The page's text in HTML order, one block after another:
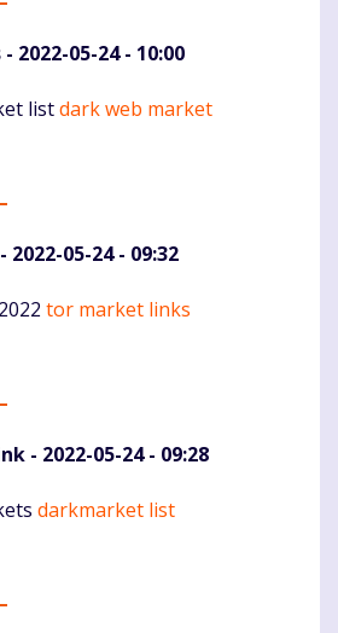
- 2022-05-24 - 10:00
listdark web market
- 2022-05-24 - 09:32
tor market links
- 2022-05-24 - 09:28
darkmarket list